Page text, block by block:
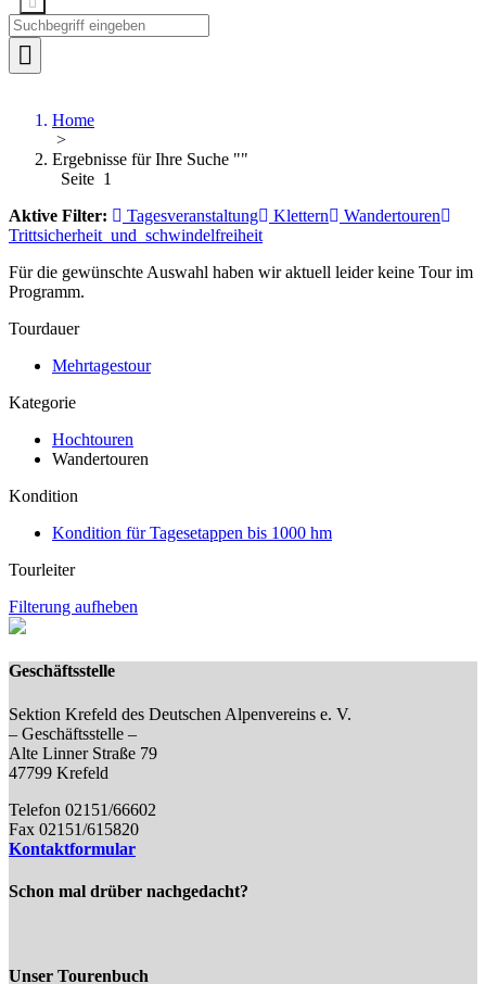
Home
>
Ergebnisse für Ihre Suche ""
Seite 1
Aktive Filter:
Tagesveranstaltung Klettern
Wandertouren
Trittsicherheit_und_schwindelfreiheit
Für die gewünschte Auswahl haben wir aktuell leider keine Tour im
Programm.
Tourdauer
Mehrtagestour
Kategorie
Hochtouren
Wandertouren
Kondition
Kondition für Tagesetappen bis 1000 hm
Tourleiter
Filterung aufheben
Geschäftsstelle
Sektion Krefeld des Deutschen Alpenvereins e. V.
– Geschäftsstelle –
Alte Linner Straße 79
47799 Krefeld
Telefon 02151/66602
Fax 02151/615820
Kontaktformular
Schon mal drüber nachgedacht?
Unser Tourenbuch